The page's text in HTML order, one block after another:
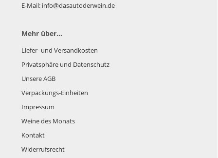
E-Mail: info@dasautoderwein.de
Mehr über...
Liefer- und Versandkosten
Privatsphäre und Datenschutz
Unsere AGB
Verpackungs-Einheiten
Impressum
Weine des Monats
Kontakt
Widerrufsrecht